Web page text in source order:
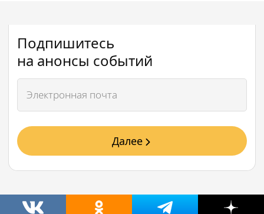
Подпишитесь
на анонсы событий
Далее